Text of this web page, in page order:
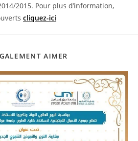
2015. Pour plus d’information,
cliquez-ici
AIMER